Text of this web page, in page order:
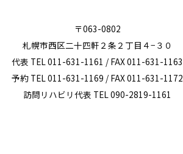
〒063-0802
札幌市西区二十四軒２条２丁目４−３０
代表 TEL 011-631-1161 / FAX 011-631-1163
予約 TEL 011-631-1169 / FAX 011-631-1172
訪問リハビリ代表 TEL 090-2819-1161